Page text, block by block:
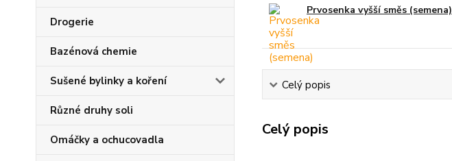
Drogerie
Bazénová chemie
Sušené bylinky a koření
Různé druhy soli
Omáčky a ochucovadla
Prvosenka vyšší směs (semena)
Celý popis
Celý popis